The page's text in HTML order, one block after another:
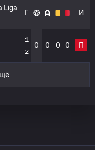
Liga
Г И
1
2
0 0 0 0 П